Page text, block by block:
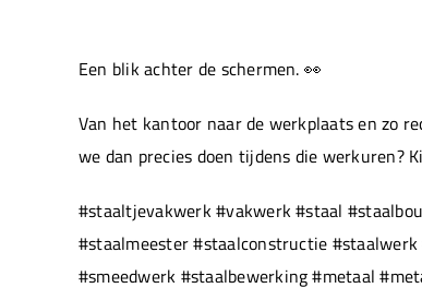
Een blik achter de schermen. 👀
Van het kantoor naar de werkplaats en zo
we dan precies doen tijdens die werkuren?
#staaltjevakwerk #vakwerk #staal
#staalmeester #staalconstructie
#smeedwerk #staalbewerking #metaal